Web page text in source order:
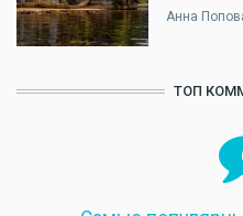
Анна
ТОП